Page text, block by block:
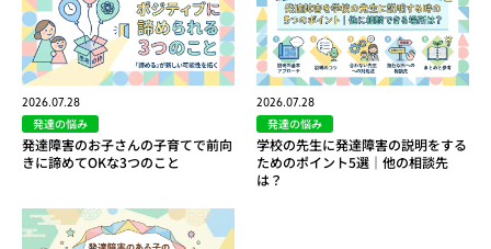
2026.07.28
発達の悩み
発達障害のお子さんの子育てで前向
きに諦めてOKな3つのこと
2026.07.28
発達の悩み
学校の先生に発達障害の説明をする
ためのポイント5選｜他の相談先
は？